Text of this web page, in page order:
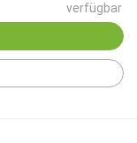
verfügbar